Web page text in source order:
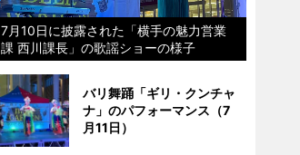
7月10日に披露された「横手の魅力営業
課 西川課長」の歌謡ショーの様子
バリ舞踊「ギリ・クンチャ
ナ」のパフォーマンス（7
月11日）